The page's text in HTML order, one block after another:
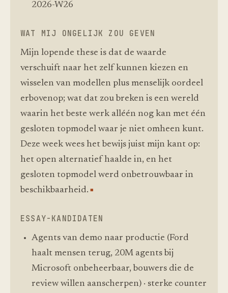
2026-W26
WAT MIJ ONGELIJK ZOU GEVEN
Mijn lopende these is dat de waarde
verschuift naar het zelf kunnen kiezen en
wisselen van modellen plus menselijk oordeel
erbovenop; wat dat zou breken is een wereld
waarin het beste werk alléén nog kan met één
gesloten topmodel waar je niet omheen kunt.
Deze week wees het bewijs juist mijn kant op:
het open alternatief haalde in, en het
gesloten topmodel werd onbetrouwbaar in
beschikbaarheid.
ESSAY-KANDIDATEN
Agents van demo naar productie (Ford
haalt mensen terug, 20M agents bij
Microsoft onbeheerbaar, bouwers die de
review willen aanscherpen) · sterke counter